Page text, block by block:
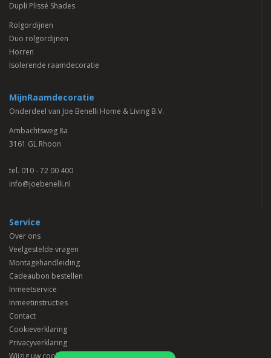
Dupli Plissé Shades
Rolgordijnen
Duo rolgordijnen
Horren
Isolerende raamdecoratie
MijnRaamdecoratie
Onderdeel van Joe Benelli Home & Living B.V.
Ambachtsweg 8a
3161 GL Rhoon
tel. 010 - 72 00 400
info@joebenelli.nl
Service
Over ons
Veelgestelde vragen
Montagehandleiding
Cadeaubon bestellen
Inmeetservice
Inmeetinstructies
Contact
Cookieverklaring
Privacyverklaring